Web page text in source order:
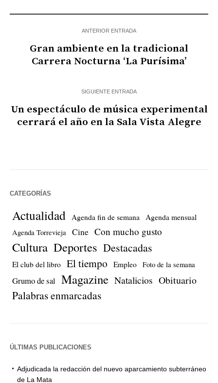
ANTERIOR ENTRADA
Gran ambiente en la tradicional
Carrera Nocturna ‘La Purísima’
SIGUIENTE ENTRADA
Un espectáculo de música experimental
cerrará el año en la Sala Vista Alegre
CATEGORÍAS
Actualidad Agenda fin de semana Agenda mensual
Agenda Torrevieja Cine Con mucho gusto
Cultura Deportes Destacadas
El club del libro El tiempo Empleo Foto de la semana
Grumo de sal Magazine Natalicios Obituario
Palabras enmarcadas
ÚLTIMAS PUBLICACIONES
Adjudicada la redacción del nuevo aparcamiento subterráneo
de La Mata